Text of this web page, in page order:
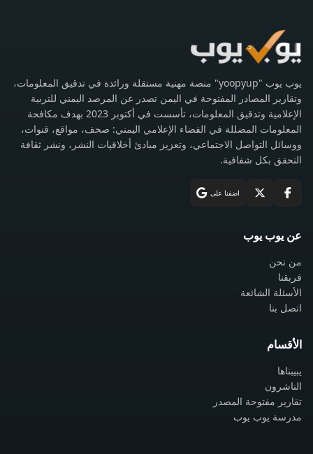
يوب يوب "yoopyup" منصة مهنية مستقلة ورائدة في تدقيق المعلومات،
وتقارير المصادر المفتوحة في اليمن تصدر عن المرصد اليمني للتربية
الإعلامية وتدقيق المعلومات، تأسست في أكتوبر 2023 بهدف مكافحة
المعلومات المضللة في الفضاء الإعلامي اليمني: صحف، مواقع، قنوات،
ووسائل التواصل الاجتماعي، وتعزيز مبادئ أخلاقيات النشر، ونشر ثقافة
التحقق بكل شفافية.
اضفنا على
عن يوب يوب
من نحن
فريقنا
الأسئلة الشائعة
اتصل بنا
الأقسام
يبيبناها
الناشرون
تقارير مفتوحة المصدر
مدرسة يوب يوب